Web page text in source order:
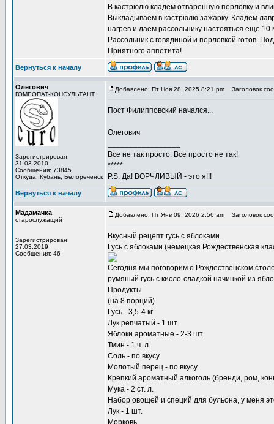
В кастрюлю кладем отваренную перловку и
Выкладываем в кастрюлю зажарку. Кладем
нагрев и даем рассольнику настояться еще 10
Рассольник с говядиной и перловкой готов.
Приятного аппетита!
Вернуться к началу
Олегович
ГОМЕОПАТ-КОНСУЛЬТАНТ
Зарегистрирован:
31.03.2010
Сообщения: 73845
Откуда: Кубань, Белореченск
Добавлено: Пт Ноя 28, 2025 8:21 pm Заголовок
Пост Филипповский начался...
Олегович
Все не так просто. Все просто не так!
*****
P.S. Да! ВОРЧЛИВЫЙ - это я!!!
Вернуться к началу
Мадамачка
старослужащий
Зарегистрирован:
27.03.2019
Сообщения: 46
Добавлено: Пт Янв 09, 2026 2:56 am Заголовок
Вкусный рецепт гусь с яблоками.
Гусь с яблоками (немецкая Рождественская
Сегодня мы поговорим о Рождественском
румяный гусь с кисло-сладкой начинкой из
Продукты
(на 8 порций)
Гусь - 3,5-4 кг
Лук репчатый - 1 шт.
Яблоки ароматные - 2-3 шт.
Тмин - 1 ч. л.
Соль - по вкусу
Молотый перец - по вкусу
Крепкий ароматный алкоголь (бренди, ром,
Мука - 2 ст. л.
Набор овощей и специй для бульона, у меня
Лук - 1 шт.
Морковь